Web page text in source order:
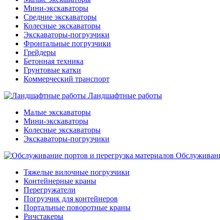
Мини-экскаваторы
Средние экскаваторы
Колесные экскаваторы
Экскаваторы-погрузчики
Фронтальные погрузчики
Грейдеры
Бетонная техника
Грунтовые катки
Коммерческий транспорт
Ландшафтные работы
Малые экскаваторы
Мини-экскаваторы
Колесные экскаваторы
Экскаваторы-погрузчики
Тяжелые вилочные погрузчики
Контейнерные краны
Перегружатели
Погрузчик для контейнеров
Портальные поворотные краны
Ричстакеры